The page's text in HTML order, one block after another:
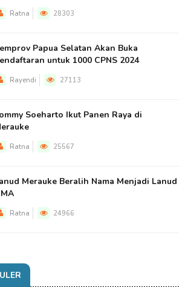
Ratna 28303
Papua Selatan Akan Buka
untuk 1000 CPNS 2024
Rayendi 27113
Soeharto Ikut Panen Raya di
Ratna 25567
Merauke Beralih Nama Menjadi Lanud
Ratna 24966